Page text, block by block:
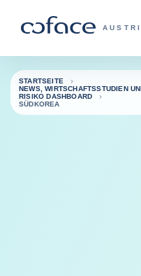
Zurück zur Startseite
STARTSEITE
NEWS, WIRTSCHAFTSSTUDIEN
RISIKO DASHBOARD
SÜDKOREA